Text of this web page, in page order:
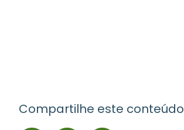
Compartilhe este conteúdo